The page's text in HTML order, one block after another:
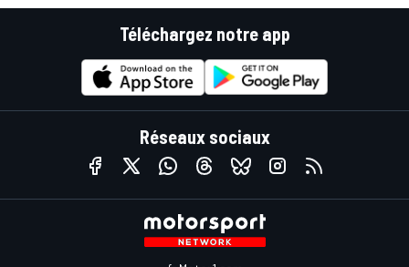
Téléchargez notre app
Réseaux sociaux